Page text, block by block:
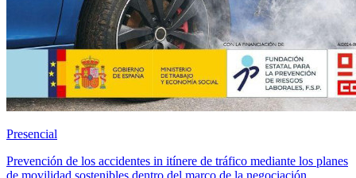
Presencial
Prevención de los accidentes in itínere de tráfico mediante los planes
de movilidad sostenibles dentro del marco de la negociación